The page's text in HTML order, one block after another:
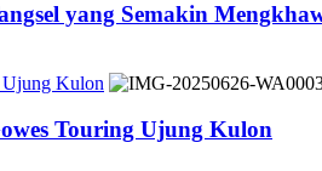
yang Semakin
Ujung Kulon
Touring Ujung Kulon